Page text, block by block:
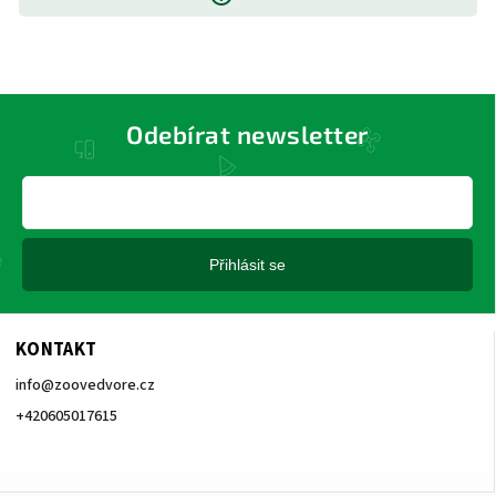
KONTAKT
info@zoovedvore.cz
+420605017615
Odebírat newsletter
Přihlásit se